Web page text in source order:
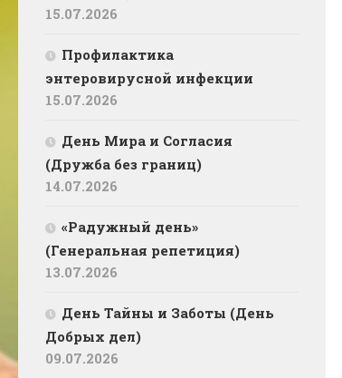
15.07.2026
Профилактика
энтеровирусной инфекции
15.07.2026
День Мира и Согласия
(Дружба без границ)
14.07.2026
«Радужный день»
(Генеральная репетиция)
13.07.2026
День Тайны и Заботы (День
Добрых дел)
09.07.2026